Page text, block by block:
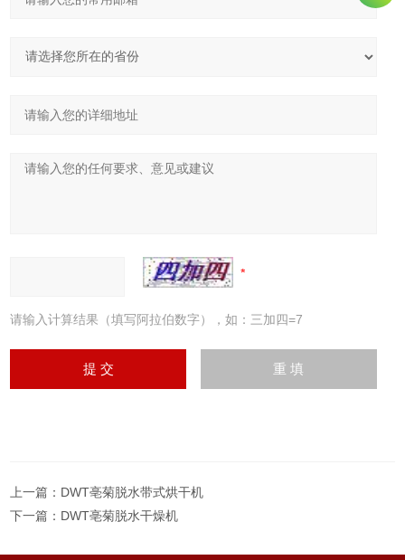
请输入计算结果（填写阿拉伯数字），如：三加四=7
上一篇： DWT亳菊脱水带式烘干机
下一篇： DWT亳菊脱水干燥机